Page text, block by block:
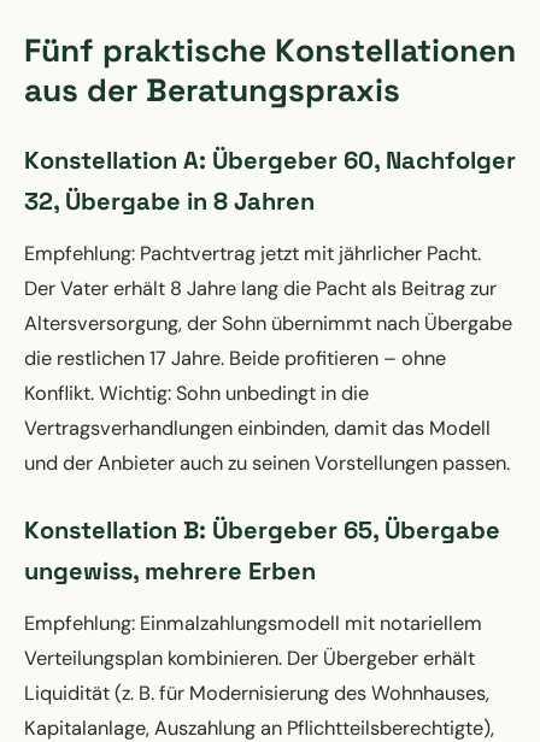
Fünf praktische Konstellationen
aus der Beratungspraxis
Konstellation A: Übergeber 60, Nachfolger
32, Übergabe in 8 Jahren
Empfehlung: Pachtvertrag jetzt mit jährlicher Pacht.
Der Vater erhält 8 Jahre lang die Pacht als Beitrag zur
Altersversorgung, der Sohn übernimmt nach Übergabe
die restlichen 17 Jahre. Beide profitieren – ohne
Konflikt. Wichtig: Sohn unbedingt in die
Vertragsverhandlungen einbinden, damit das Modell
und der Anbieter auch zu seinen Vorstellungen passen.
Konstellation B: Übergeber 65, Übergabe
ungewiss, mehrere Erben
Empfehlung: Einmalzahlungsmodell mit notariellem
Verteilungsplan kombinieren. Der Übergeber erhält
Liquidität (z. B. für Modernisierung des Wohnhauses,
Kapitalanlage, Auszahlung an Pflichtteilsberechtigte),